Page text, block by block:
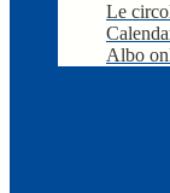
Le
Albo